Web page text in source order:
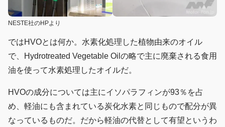
NESTE社のHPより
ではHVOとは何か。水素化処理した植物由来のオイル
で、Hydrotreated Vegetable Oilの略で主に廃棄される食用
油を使って水素処理したオイルだ。
HVOの成分については主にイソパラフィンが93％を占
め、軽油にも含まれている炭化水素と同じもので配分が異
なっているものだ。だから軽油の代替として有望というわ